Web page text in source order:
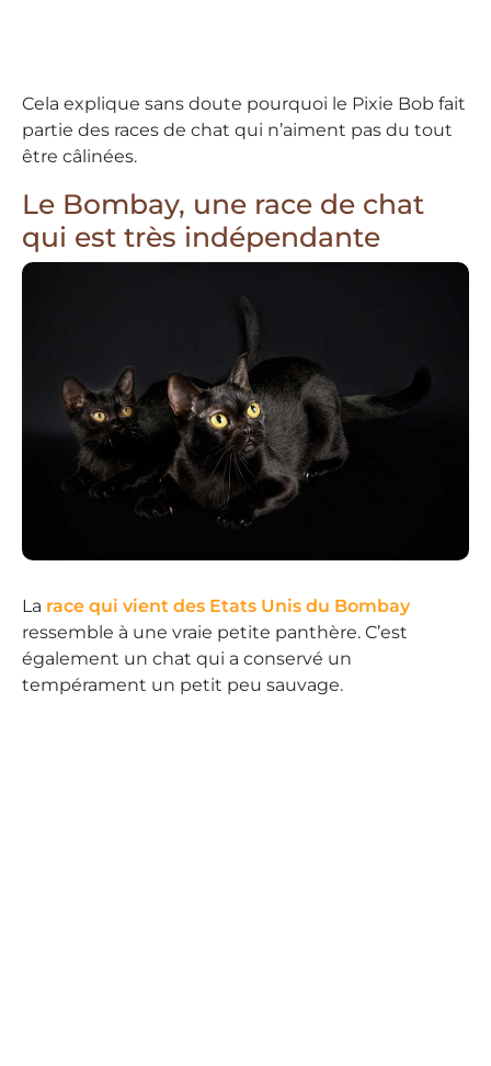
Cela explique sans doute pourquoi le Pixie Bob fait
partie des races de chat qui n’aiment pas du tout
être câlinées.
Le Bombay, une race de chat
qui est très indépendante
La race qui vient des Etats Unis du Bombay
ressemble à une vraie petite panthère. C’est
également un chat qui a conservé un
tempérament un petit peu sauvage.